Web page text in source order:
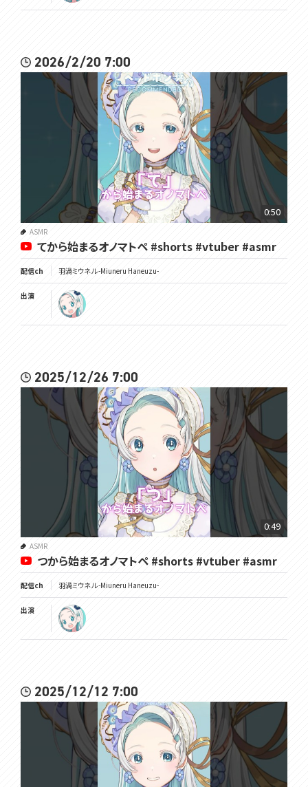
2026/2/20 7:00
0:50
ASMR
てから始まるオノマトペ #shorts #vtuber #asmr
配信ch 羽渦ミウネル -Miuneru Haneuzu-
出演
2025/12/26 7:00
0:49
ASMR
つから始まるオノマトペ #shorts #vtuber #asmr
配信ch 羽渦ミウネル -Miuneru Haneuzu-
出演
2025/12/12 7:00